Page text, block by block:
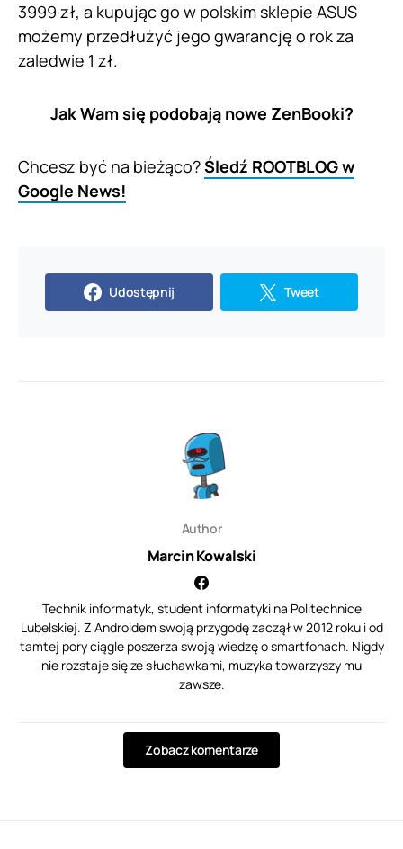
3999 zł, a kupując go w polskim sklepie ASUS
możemy przedłużyć jego gwarancję o rok za
zaledwie 1 zł.
Jak Wam się podobają nowe ZenBooki?
Chcesz być na bieżąco?Śledź ROOTBLOG w
Google News!
Udostępnij Tweet
Author
Marcin Kowalski
Technik informatyk, student informatyki na Politechnice
Lubelskiej. Z Androidem swoją przygodę zaczął w 2012 roku i od
tamtej pory ciągle poszerza swoją wiedzę o smartfonach. Nigdy
nie rozstaje się ze słuchawkami, muzyka towarzyszy mu
zawsze.
Zobacz komentarze